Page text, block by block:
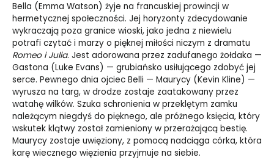
Bella (Emma Watson) żyje na francuskiej prowincji w
hermetycznej społeczności. Jej horyzonty zdecydowanie
wykraczają poza granice wioski, jako jedna z niewielu
potrafi czytać i marzy o pięknej miłości niczym z dramatu
Romeo i Julia. Jest adorowana przez zadufanego żołdaka —
Gastona (Luke Evans) — grubiańsko usiłującego zdobyć jej
serce. Pewnego dnia ojciec Belli — Maurycy (Kevin Kline) —
wyrusza na targ, w drodze zostaje zaatakowany przez
watahę wilków. Szuka schronienia w przeklętym zamku
należącym niegdyś do pięknego, ale próżnego księcia, który
wskutek klątwy został zamieniony w przerażającą bestię.
Maurycy zostaje uwięziony, z pomocą nadciąga córka, która
karę wiecznego więzienia przyjmuje na siebie.